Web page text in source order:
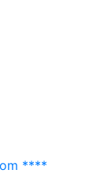
****